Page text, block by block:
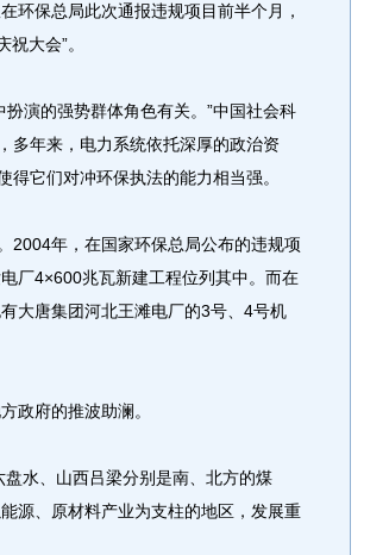
环保总局此次通报违规项目前半个月，
大会”。
演的强势群体角色有关。”中国社会科
多年来，电力系统依托深厚的政治资
得它们对冲环保执法的能力相当强。
年，在国家环保总局公布的违规项
厂4×600兆瓦新建工程位列其中。而在
大唐集团河北王滩电厂的3号、4号机
府的推波助澜。
水、山西吕梁分别是南、北方的煤
源、原材料产业为支柱的地区，发展重